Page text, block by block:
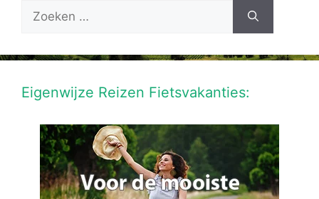
Zoek
Eigenwijze Reizen Fietsvakanties: